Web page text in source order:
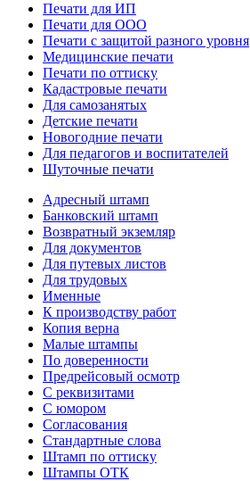
Печати для ИП
Печати для ООО
Печати с защитой разного уровня
Медицинские печати
Печати по оттиску
Кадастровые печати
Для самозанятых
Детские печати
Новогодние печати
Для педагогов и воспитателей
Шуточные печати
Адресный штамп
Банковский штамп
Возвратный экземляр
Для документов
Для путевых листов
Для трудовых
Именные
К производству работ
Копия верна
Малые штампы
По доверенности
Предрейсовый осмотр
С реквизитами
С юмором
Согласования
Стандартные слова
Штамп по оттиску
Штампы ОТК